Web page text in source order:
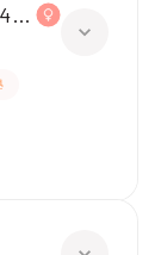
Subjects